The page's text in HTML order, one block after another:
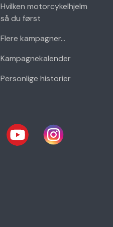
Hvilken motorcykelhjelm
så du først
Flere kampagner...
Kampagnekalender
Personlige historier